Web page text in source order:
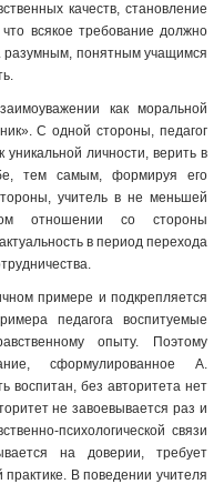
качеств, становление
всякое требование должно
разумным, понятным учащимся
как моральной
С одной стороны, педагог
уникальной личности, верить в
тем самым, формируя его
учитель в не меньшей
отношении со стороны
в период перехода
примере и подкрепляется
педагога воспитуемые
опыту. Поэтому
сформулированное А.
воспитан, без авторитета нет
не завоевывается раз и
психологической связи
на доверии, требует
В поведении учителя